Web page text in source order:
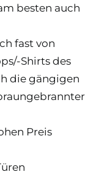
besten auch
fast von
Shirts des
die gängigen
Preis